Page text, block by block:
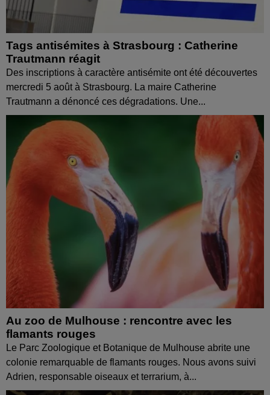
Tags antisémites à Strasbourg : Catherine
Trautmann réagit
Des inscriptions à caractère antisémite ont été découvertes
mercredi 5 août à Strasbourg. La maire Catherine
Trautmann a dénoncé ces dégradations. Une...
Au zoo de Mulhouse : rencontre avec les
flamants rouges
Le Parc Zoologique et Botanique de Mulhouse abrite une
colonie remarquable de flamants rouges. Nous avons suivi
Adrien, responsable oiseaux et terrarium, à...